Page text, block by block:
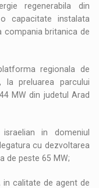
regenerabila din
capacitate instalata
compania britanica de
regionala de
la preluarea parcului
MW din judetul Arad
in domeniul
cu dezvoltarea
de peste 65 MW;
in calitate de agent de